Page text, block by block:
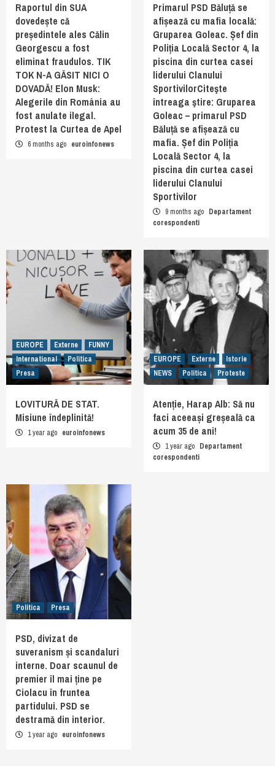
Raportul din SUA
dovedește că
președintele ales Călin
Georgescu a fost
eliminat fraudulos. TIK
TOK N-A GĂSIT NICI O
DOVADĂ! Elon Musk:
Alegerile din România au
fost anulate ilegal.
Protest la Curtea de Apel
6 months ago euroinfonews
Primarul PSD Băluță se
afișează cu mafia locală:
Gruparea Goleac. Șef din
Poliția Locală Sector 4, la
piscina din curtea casei
liderului Clanului
SportivilorCiteşte
întreaga ştire: Gruparea
Goleac – primarul PSD
Băluță se afișează cu
mafia. Șef din Poliția
Locală Sector 4, la
piscina din curtea casei
liderului Clanului
Sportivilor
9 months ago Departament
corespondenti
EUROPE Externe
FUNNY
International
Politica
Presa
LOVITURĂ DE STAT.
Misiune îndeplinită!
1 year ago euroinfonews
EUROPE Externe
Istorie
NEWS
Politica Proteste
Atenție, Harap Alb: Să nu
faci aceeași greșeală ca
acum 35 de ani!
1 year ago Departament
corespondenti
Politica Presa
PSD, divizat de
suveranism și scandaluri
interne. Doar scaunul de
premier îl mai ține pe
Ciolacu în fruntea
partidului. PSD se
destramă din interior.
1 year ago euroinfonews